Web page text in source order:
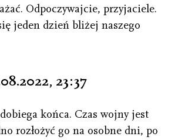
Odpoczywajcie, przyjaciele.
jeden dzień bliżej naszego
23 : 37
końca. Czas wojny jest
rozłożyć go na osobne dni, po